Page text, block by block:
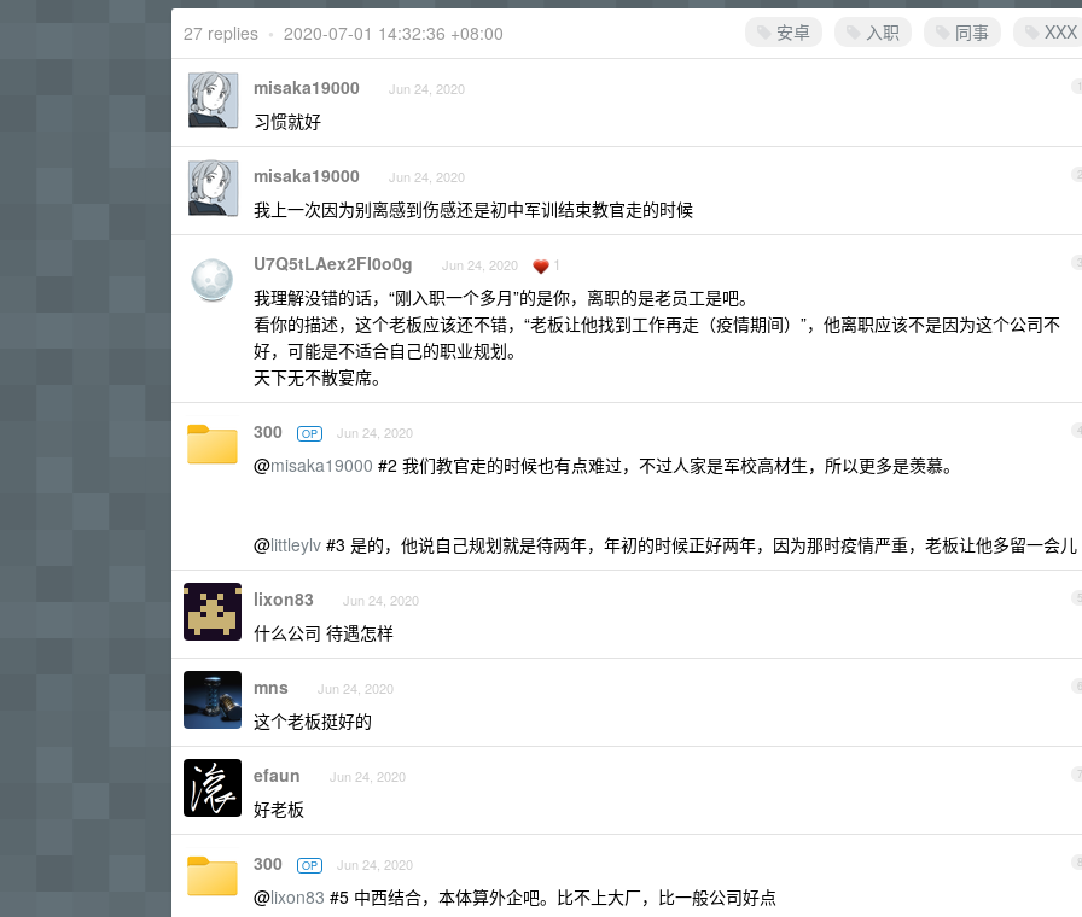
安卓 入职 同事 XXX
27 replies • 2020-07-01 14:32:36 +08:00
1
misaka19000 Jun 24, 2020
习惯就好
2
misaka19000 Jun 24, 2020
我上一次因为别离感到伤感还是初中军训结束教官走的时候
3
U7Q5tLAex2FI0o0g Jun 24, 2020 1
我理解没错的话，“刚入职一个多月”的是你，离职的是老员工是吧。
看你的描述，这个老板应该还不错，“老板让他找到工作再走（疫情期间）”，他离职应该不是因为这个公司不
好，可能是不适合自己的职业规划。
天下无不散宴席。
4
300 OP Jun 24, 2020
@misaka19000 #2 我们教官走的时候也有点难过，不过人家是军校高材生，所以更多是羡慕。
@littleylv #3 是的，他说自己规划就是待两年，年初的时候正好两年，因为那时疫情严重，老板让他多留一会儿
5
lixon83 Jun 24, 2020
什么公司 待遇怎样
6
mns Jun 24, 2020
这个老板挺好的
7
efaun Jun 24, 2020
好老板
8
300 OP Jun 24, 2020
@lixon83 #5 中西结合，本体算外企吧。比不上大厂，比一般公司好点